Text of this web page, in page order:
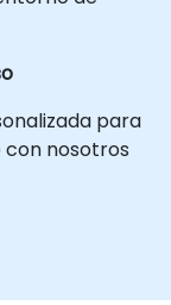
para
nosotros